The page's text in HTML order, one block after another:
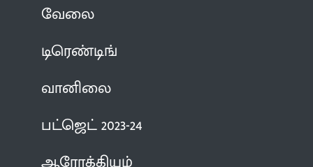
வேலை
டிரெண்டிங்
வானிலை
பட்ஜெட் 2023-24